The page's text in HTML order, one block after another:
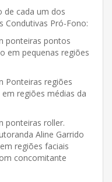
de cada um dos
Condutivas Pró-Fono:
ponteiras pontos
em pequenas regiões
Ponteiras regiões
regiões médias da
ponteiras roller.
Aline Garrido
regiões faciais
concomitante